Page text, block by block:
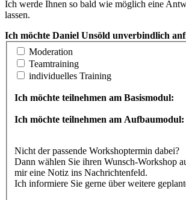
Ich werde Ihnen so bald wie möglich eine
lassen.
Ich möchte Daniel Unsöld unverbindlich
Moderation
Teamtraining
individuelles Training
Ich möchte teilnehmen am Basismodul:
Ich möchte teilnehmen am Aufbaumodul:
Nicht der passende Workshoptermin dabei?
Dann wählen Sie ihren Wunsch-Workshop
mir eine Notiz ins Nachrichtenfeld.
Ich informiere Sie gerne über weitere